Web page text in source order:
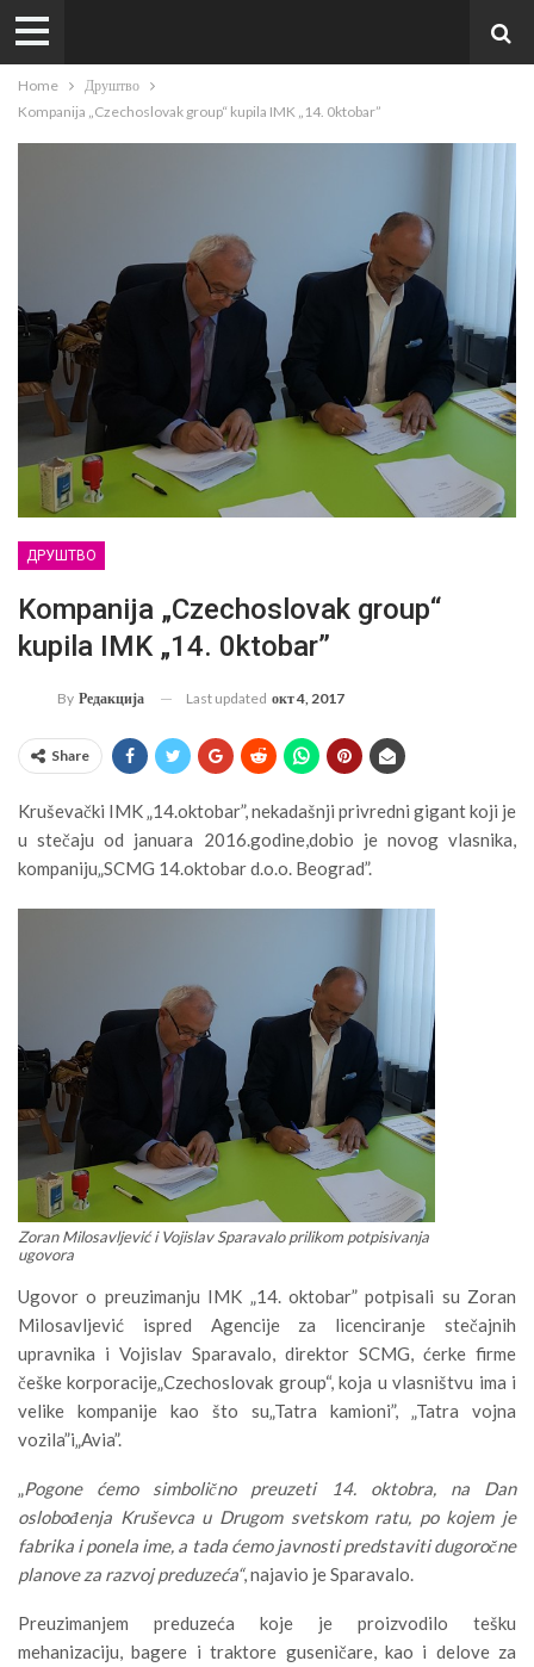
Home
Друштво
Kompanija „Czechoslovak group“ kupila IMK „14. 0ktobar”
ДРУШТВО
Kompanija „Czechoslovak group“
kupila IMK „14. 0ktobar”
By Редакција Last updated окт 4, 2017
Share
Kruševački IMK „14.oktobar”, nekadašnji privredni gigant koji je
u stečaju od januara 2016.godine,dobio je novog vlasnika,
kompaniju„SCMG 14.oktobar d.o.o. Beograd”.
Zoran Milosavljević i Vojislav Sparavalo prilikom potpisivanja
ugovora
Ugovor o preuzimanju IMK „14. oktobar” potpisali su Zoran
Milosavljević ispred Agencije za licenciranje stečajnih
upravnika i Vojislav Sparavalo, direktor SCMG, ćerke firme
češke korporacije„Czechoslovak group“, koja u vlasništvu ima i
velike kompanije kao što su„Tatra kamioni”, „Tatra vojna
vozila”i„Avia”.
„Pogone ćemo simbolično preuzeti 14. oktobra, na Dan
oslobođenja Kruševca u Drugom svetskom ratu, po kojem je
fabrika i ponela ime, a tada ćemo javnosti predstaviti dugoročne
planove za razvoj preduzeća“, najavio je Sparavalo.
Preuzimanjem preduzeća koje je proizvodilo tešku
mehanizaciju, bagere i traktore guseničare, kao i delove za